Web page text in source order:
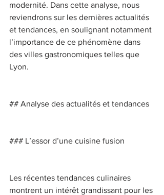
modernité. Dans cette analyse, nous
reviendrons sur les dernières actualités
et tendances, en soulignant notamment
l’importance de ce phénomène dans
des villes gastronomiques telles que
Lyon.
## Analyse des actualités et tendances
### L’essor d’une cuisine fusion
Les récentes tendances culinaires
montrent un intérêt grandissant pour les